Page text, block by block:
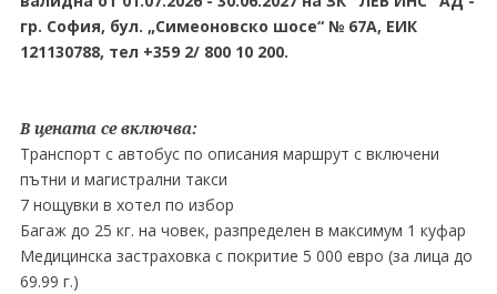
гр. София, бул. „Симеоновско шосе“ № 67А, ЕИК
121130788, тел +359 2/ 800 10 200.
В цената се включва:
Транспорт с автобус по описания маршрут с включени
пътни и магистрални такси
7 нощувки в хотел по избор
Багаж до 25 кг. на човек, разпределен в максимум 1 куфар
Медицинска застраховка с покритие 5 000 евро (за лица до
69.99 г.)